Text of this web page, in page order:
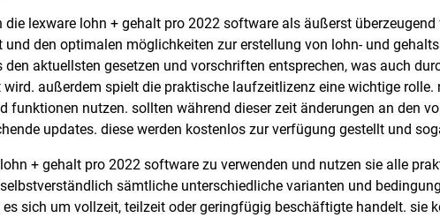
lexware lohn + gehalt pro 2022 software als äußerst
den optimalen möglichkeiten zur erstellung von lohn- und
aktuellsten gesetzen und vorschriften entsprechen, was auch
außerdem spielt die praktische laufzeitlizenz eine wichtige rolle.
funktionen nutzen. sollten während dieser zeit änderungen an den
updates. diese werden kostenlos zur verfügung gestellt und
+ gehalt pro 2022 software zu verwenden und nutzen sie alle
sämtliche unterschiedliche varianten und
sich um vollzeit, teilzeit oder geringfügig beschäftigte handelt. sie